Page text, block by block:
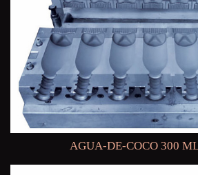
AGUA-DE-COCO 300